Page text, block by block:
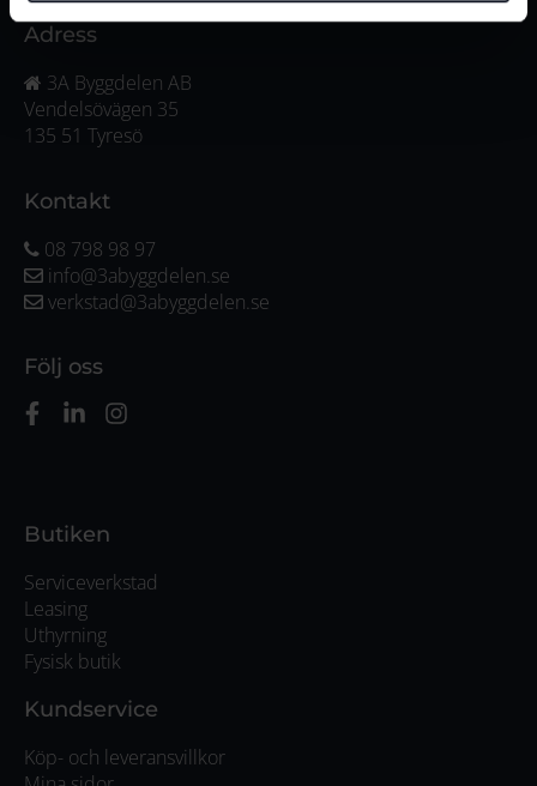
Adress
3A Byggdelen AB
Vendelsövägen 35
135 51 Tyresö
Kontakt
08 798 98 97
info@3abyggdelen.se
verkstad@3abyggdelen.se
Följ oss
Butiken
Serviceverkstad
Leasing
Uthyrning
Fysisk butik
Kundservice
Köp- och leveransvillkor